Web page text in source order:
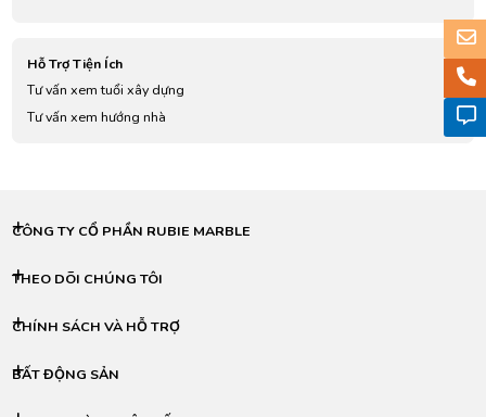
Hỗ Trợ Tiện Ích
Tư vấn xem tuổi xây dựng
Tư vấn xem hướng nhà
CÔNG TY CỔ PHẦN RUBIE MARBLE
THEO DÕI CHÚNG TÔI
CHÍNH SÁCH VÀ HỖ TRỢ
BẤT ĐỘNG SẢN